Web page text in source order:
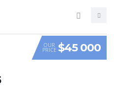
VIDEO
OUR
PRICE $45 000